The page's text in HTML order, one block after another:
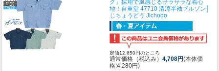
ク」採用で風感じるサラサラな着心
地！ 自重堂 47710 清涼半袖ブルゾン│
じちょうどう Jichodo
定価12,650円のところ
通常価格（税込み） 4,708円(本体価
格:4,280円)